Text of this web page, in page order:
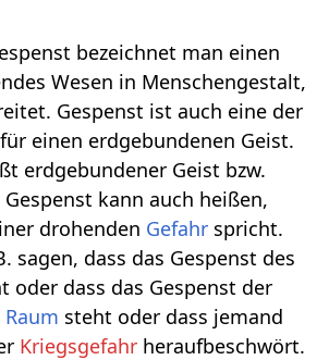
bezeichnet man einen
Wesen in Menschengestalt,
Gespenst ist auch eine der
für einen erdgebundenen Geist.
erdgebundener Geist bzw.
Gespenst kann auch heißen,
drohenden Gefahr spricht.
sagen, dass das Gespenst des
oder dass das Gespenst der
Raum steht oder dass jemand
Kriegsgefahr heraufbeschwört.